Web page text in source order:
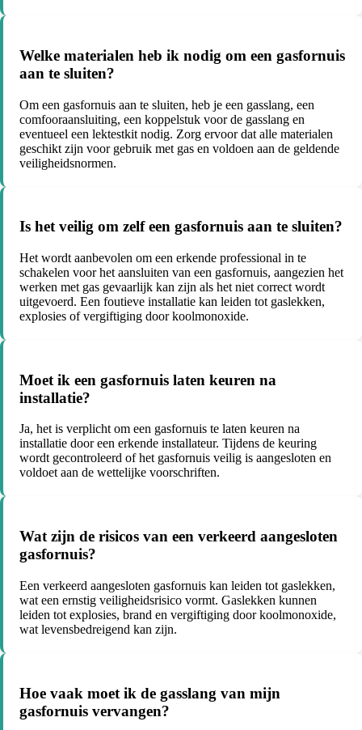
Welke materialen heb ik nodig om een gasfornuis
aan te sluiten?
Om een gasfornuis aan te sluiten, heb je een gasslang, een
comfooraansluiting, een koppelstuk voor de gasslang en
eventueel een lektestkit nodig. Zorg ervoor dat alle materialen
geschikt zijn voor gebruik met gas en voldoen aan de geldende
veiligheidsnormen.
Is het veilig om zelf een gasfornuis aan te sluiten?
Het wordt aanbevolen om een erkende professional in te
schakelen voor het aansluiten van een gasfornuis, aangezien het
werken met gas gevaarlijk kan zijn als het niet correct wordt
uitgevoerd. Een foutieve installatie kan leiden tot gaslekken,
explosies of vergiftiging door koolmonoxide.
Moet ik een gasfornuis laten keuren na
installatie?
Ja, het is verplicht om een gasfornuis te laten keuren na
installatie door een erkende installateur. Tijdens de keuring
wordt gecontroleerd of het gasfornuis veilig is aangesloten en
voldoet aan de wettelijke voorschriften.
Wat zijn de risicos van een verkeerd aangesloten
gasfornuis?
Een verkeerd aangesloten gasfornuis kan leiden tot gaslekken,
wat een ernstig veiligheidsrisico vormt. Gaslekken kunnen
leiden tot explosies, brand en vergiftiging door koolmonoxide,
wat levensbedreigend kan zijn.
Hoe vaak moet ik de gasslang van mijn
gasfornuis vervangen?